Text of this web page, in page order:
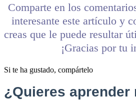
Comparte en los
interesante este artículo y
creas que le puede resultar
¡Gracias por tu
Si te ha gustado, compártelo